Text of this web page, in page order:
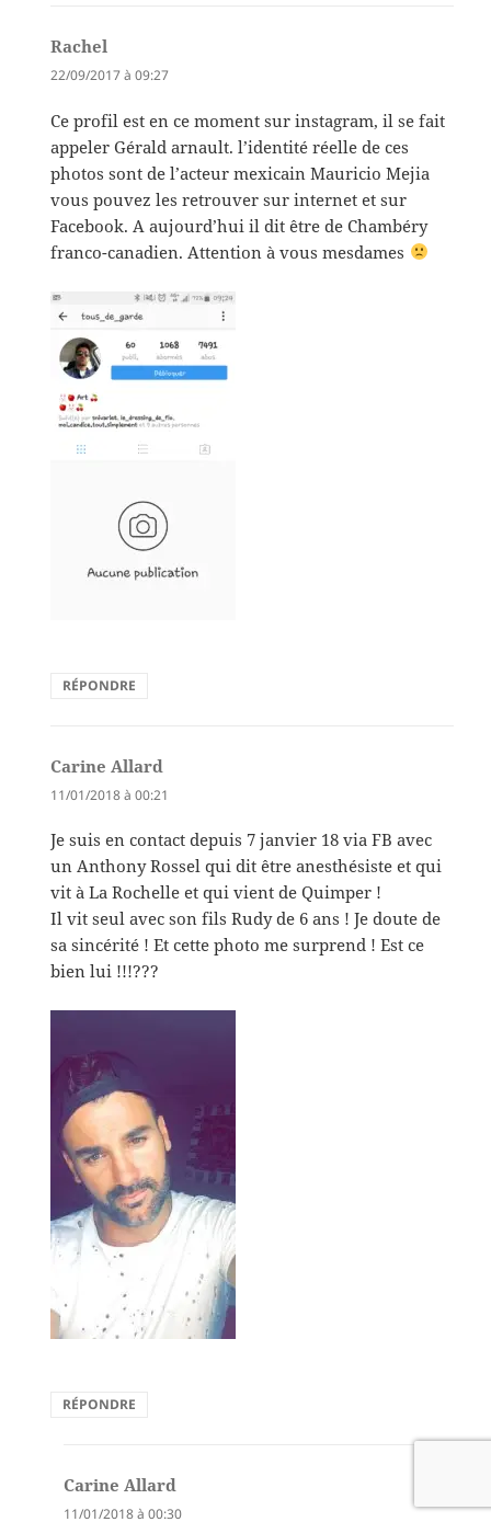
Rachel
22/09/2017 à 09:27
Ce profil est en ce moment sur instagram, il se fait
appeler Gérald arnault. l’identité réelle de ces
photos sont de l’acteur mexicain Mauricio Mejia
vous pouvez les retrouver sur internet et sur
Facebook. A aujourd’hui il dit être de Chambéry
franco-canadien. Attention à vous mesdames
RÉPONDRE
Carine Allard
11/01/2018 à 00:21
Je suis en contact depuis 7 janvier 18 via FB avec
un Anthony Rossel qui dit être anesthésiste et qui
vit à La Rochelle et qui vient de Quimper !
Il vit seul avec son fils Rudy de 6 ans ! Je doute de
sa sincérité ! Et cette photo me surprend ! Est ce
bien lui !!!???
RÉPONDRE
Carine Allard
11/01/2018 à 00:30